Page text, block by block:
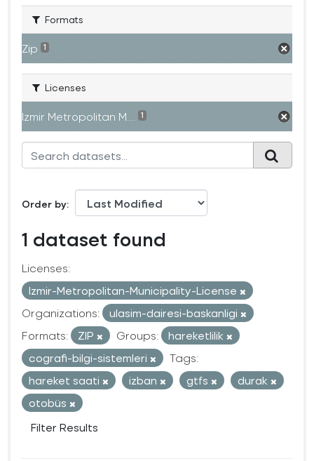
Formats
Zip 1
Licenses
Izmir Metropolitan M... 1
Order by
1 dataset found
Licenses:
Izmir-Metropolitan-Municipality-License
Organizations:
ulasim-dairesi-baskanligi
Formats:
ZIP Groups:
hareketlilik
cografi-bilgi-sistemleri
Tags:
hareket saati
izban gtfs
durak
otobüs
Filter Results